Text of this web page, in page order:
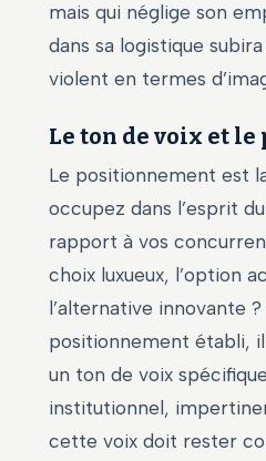
mais qui néglige son
dans sa logistique
violent en termes
Le ton de voix et
Le positionnement est
occupez dans l’esprit
rapport à vos
choix luxueux, l’option
l’alternative innovante
positionnement établi,
un ton de voix
institutionnel,
cette voix doit rester